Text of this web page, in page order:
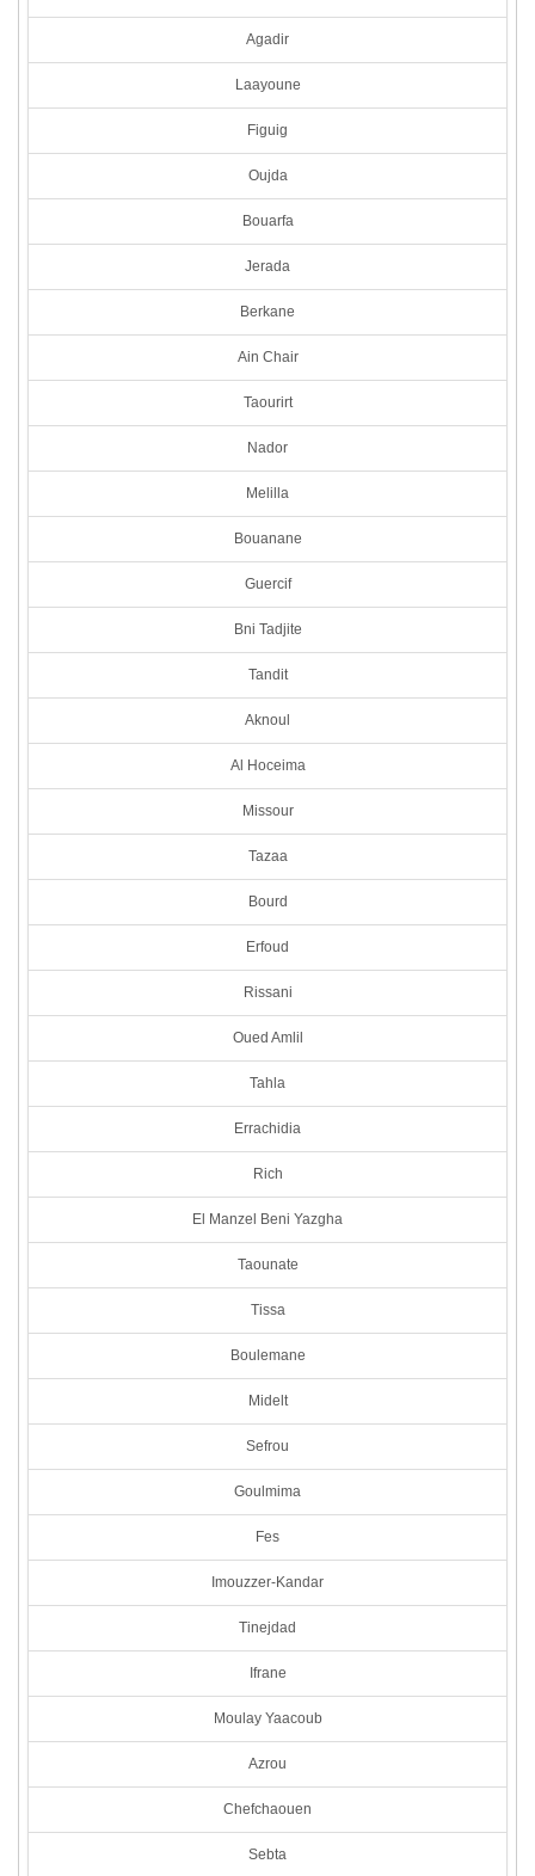
Agadir
Laayoune
Figuig
Oujda
Bouarfa
Jerada
Berkane
Ain Chair
Taourirt
Nador
Melilla
Bouanane
Guercif
Bni Tadjite
Tandit
Aknoul
Al Hoceima
Missour
Tazaa
Bourd
Erfoud
Rissani
Oued Amlil
Tahla
Errachidia
Rich
El Manzel Beni Yazgha
Taounate
Tissa
Boulemane
Midelt
Sefrou
Goulmima
Fes
Imouzzer-Kandar
Tinejdad
Ifrane
Moulay Yaacoub
Azrou
Chefchaouen
Sebta